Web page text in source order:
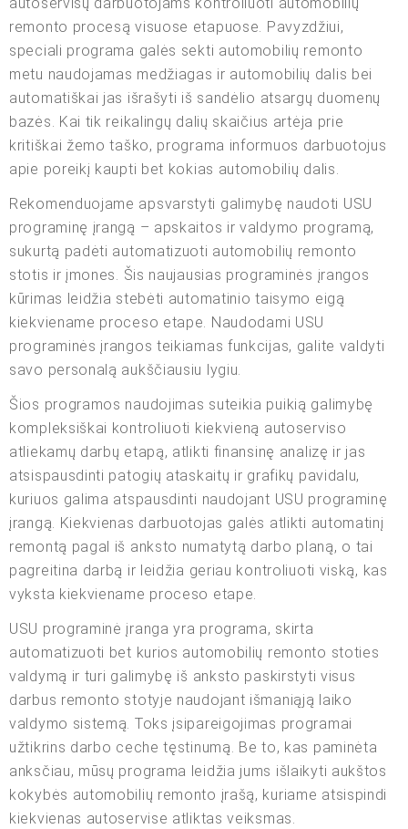
remonto procesą visuose etapuose. Pavyzdžiui,
speciali programa galės sekti automobilių remonto
metu naudojamas medžiagas ir automobilių dalis bei
automatiškai jas išrašyti iš sandėlio atsargų duomenų
bazės. Kai tik reikalingų dalių skaičius artėja prie
kritiškai žemo taško, programa informuos darbuotojus
apie poreikį kaupti bet kokias automobilių dalis.
Rekomenduojame apsvarstyti galimybę naudoti USU
programinę įrangą – apskaitos ir valdymo programą,
sukurtą padėti automatizuoti automobilių remonto
stotis ir įmones. Šis naujausias programinės įrangos
kūrimas leidžia stebėti automatinio taisymo eigą
kiekviename proceso etape. Naudodami USU
programinės įrangos teikiamas funkcijas, galite valdyti
savo personalą aukščiausiu lygiu.
Šios programos naudojimas suteikia puikią galimybę
kompleksiškai kontroliuoti kiekvieną autoserviso
atliekamų darbų etapą, atlikti finansinę analizę ir jas
atsispausdinti patogių ataskaitų ir grafikų pavidalu,
kuriuos galima atspausdinti naudojant USU programinę
įrangą. Kiekvienas darbuotojas galės atlikti automatinį
remontą pagal iš anksto numatytą darbo planą, o tai
pagreitina darbą ir leidžia geriau kontroliuoti viską, kas
vyksta kiekviename proceso etape.
USU programinė įranga yra programa, skirta
automatizuoti bet kurios automobilių remonto stoties
valdymą ir turi galimybę iš anksto paskirstyti visus
darbus remonto stotyje naudojant išmaniąją laiko
valdymo sistemą. Toks įsipareigojimas programai
užtikrins darbo ceche tęstinumą. Be to, kas paminėta
anksčiau, mūsų programa leidžia jums išlaikyti aukštos
kokybės automobilių remonto įrašą, kuriame atsispindi
kiekvienas autoservise atliktas veiksmas.